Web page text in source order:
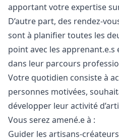
apportant votre expertise
D’autre part, des rendez-
sont à planifier toutes les
point avec les apprenant.e.s
dans leur parcours
Votre quotidien consiste à
personnes motivées,
développer leur activité
Vous serez amené.e à :
Guider les artisans-